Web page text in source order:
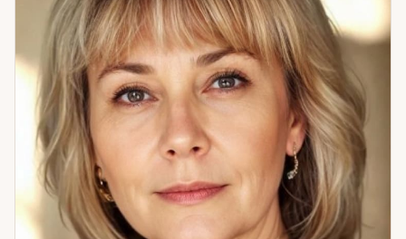
себя. Это изменило и то, как я работаю: из понимания
боли, а не из теории. Вырос опыт в «старом еврейском
дворике» — где умели хранить знание и передавать его из
рук в руки. Это тоже часть того, кем я стала. Если вам
нужно разомкнуть петлю — приходите. Разберёмся
вместе.